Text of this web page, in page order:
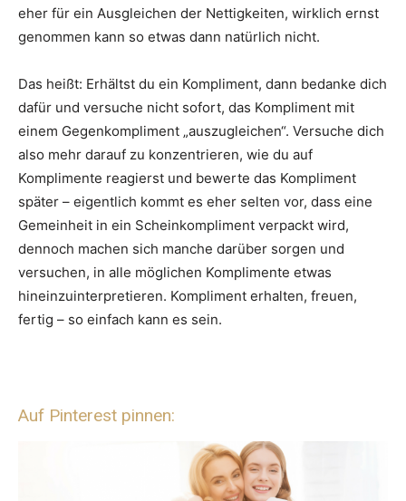
eher für ein Ausgleichen der Nettigkeiten, wirklich ernst
genommen kann so etwas dann natürlich nicht.
Das heißt: Erhältst du ein Kompliment, dann bedanke dich
dafür und versuche nicht sofort, das Kompliment mit
einem Gegenkompliment „auszugleichen“. Versuche dich
also mehr darauf zu konzentrieren, wie du auf
Komplimente reagierst und bewerte das Kompliment
später – eigentlich kommt es eher selten vor, dass eine
Gemeinheit in ein Scheinkompliment verpackt wird,
dennoch machen sich manche darüber sorgen und
versuchen, in alle möglichen Komplimente etwas
hineinzuinterpretieren. Kompliment erhalten, freuen,
fertig – so einfach kann es sein.
Auf Pinterest pinnen: